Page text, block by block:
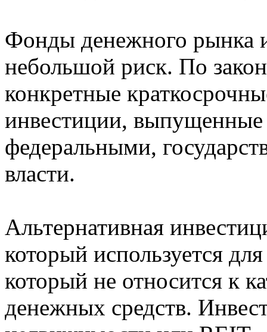
Фонды денежного рынка
небольшой риск. По
конкретные
инвестиции,
федеральными,
власти.
Альтернативная
который используется
который не относится к
денежных средств.